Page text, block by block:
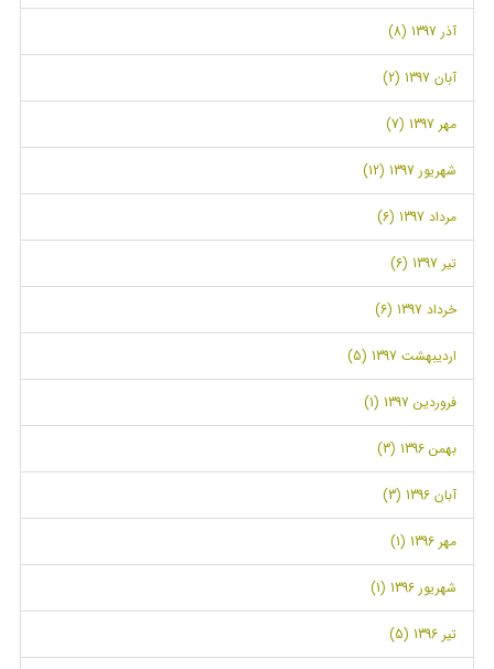
آذر 1397 (8)
آبان 1397 (2)
مهر 1397 (7)
شهریور 1397 (12)
مرداد 1397 (6)
تیر 1397 (6)
خرداد 1397 (6)
اردیبهشت 1397 (5)
فروردین 1397 (1)
بهمن 1396 (3)
آبان 1396 (3)
مهر 1396 (1)
شهریور 1396 (1)
تیر 1396 (5)